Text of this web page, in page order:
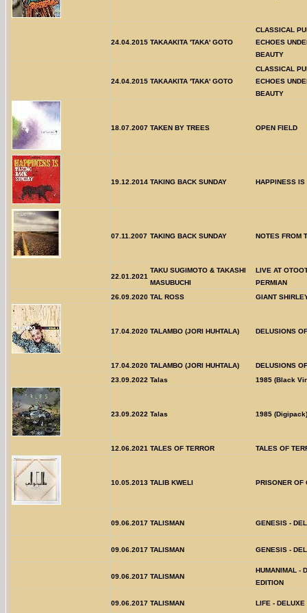
24.04.2015 TAKAAKITA 'TAKA' GOTO
CLASSICAL
ECHOES
BEAUTY
24.04.2015 TAKAAKITA 'TAKA' GOTO
CLASSICAL
ECHOES
BEAUTY
18.07.2007 TAKEN BY TREES OPEN FIELD
19.12.2014 TAKING BACK SUNDAY HAPPINESS IS
07.11.2007 TAKING BACK SUNDAY NOTES FROM
22.01.2021
TAKU SUGIMOTO & TAKASHI
MASUBUCHI
LIVE AT
PERMIAN
26.09.2020 TAL ROSS GIANT
17.04.2020 TALAMBO (JORI HUHTALA) DELUSIONS
17.04.2020 TALAMBO (JORI HUHTALA)
DELUSIONS
23.09.2022 Talas 1985 (Black
23.09.2022 Talas 1985 (Digipack)
12.06.2021 TALES OF TERROR TALES OF
10.05.2013 TALIB KWELI PRISONER OF
09.06.2017 TALISMAN GENESIS -
09.06.2017 TALISMAN GENESIS -
09.06.2017 TALISMAN
HUMANIMAL -
EDITION
09.06.2017 TALISMAN LIFE - DELUXE